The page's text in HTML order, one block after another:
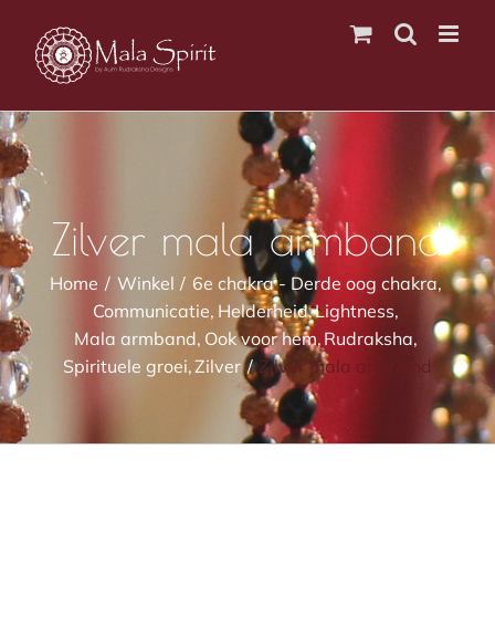
naar
inhoud
Zilver mala armband
Home Winkel
6e chakra - Derde oog chakra
Communicatie Helderheid Lightness
Mala armband Ook voor hem Rudraksha
Spirituele groei Zilver Zilver mala armband